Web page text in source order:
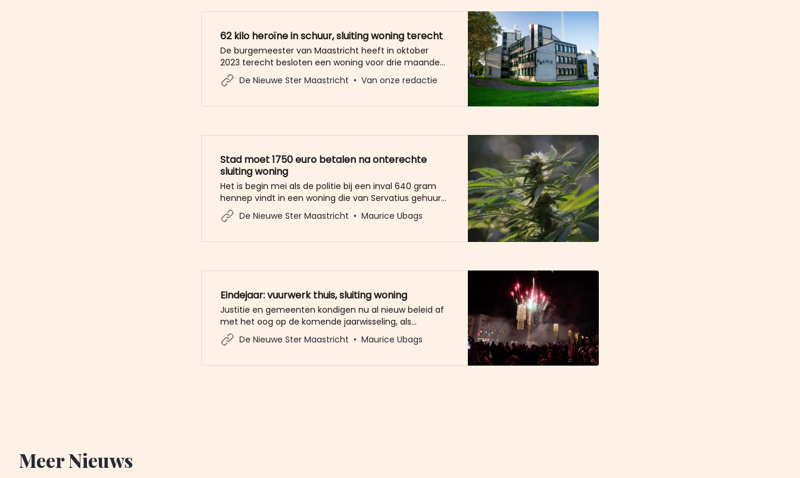
62 kilo heroïne in schuur, sluiting woning terecht
De burgemeester van Maastricht heeft in oktober
2023 terecht besloten een woning voor drie maanden
te sluiten, omdat in de schuur bij de woning 62
kilogram heroïne was gevonden. De straatwaarde van
bewoner heeft de sluiting aan de rechtbank nog
De Nieuwe Ster Maastricht Van onze redactie
Stad moet 1750 euro betalen na onterechte
sluiting woning
Het is begin mei als de politie bij een inval 640 gram
hennep vindt in een woning die van Servatius gehuurd
wordt in een kwetsbare wijk. De burgemeester sluit - in
de strijd tegen drugshandel - de woning voor drie
betalen, zo
De Nieuwe Ster Maastricht Maurice Ubags
Eindejaar: vuurwerk thuis, sluiting woning
Justitie en gemeenten kondigen nu al nieuw beleid af
met het oog op de komende jaarwisseling, als
consumenten geen vuurwerk meer mogen afsteken.
De gemeente Maastricht heeft de beleidsregels
Kern: vuurwerk dat thuis wordt opgeslagen, leidt tot
De Nieuwe Ster Maastricht Maurice Ubags
Meer Nieuws